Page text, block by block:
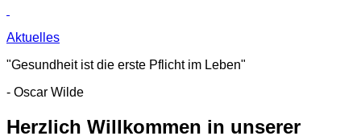
Aktuelles
"Gesundheit ist die erste Pflicht im Leben"
- Oscar Wilde
Herzlich Willkommen in unserer